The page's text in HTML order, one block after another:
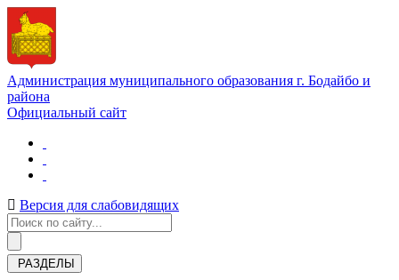
Администрация муниципального образования г. Бодайбо и
района
Официальный сайт
Версия для слабовидящих
РАЗДЕЛЫ